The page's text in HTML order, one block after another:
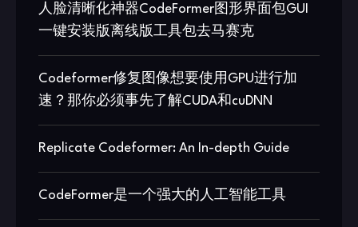
人脸清晰化神器CodeFormer图形界面包GUI
一键安装版离线版工具包去马赛克
Codeformer修复图像想要使用GPU进行加
速？那你必须事先了解CUDA和cuDNN
Replicate Codeformer: An In-depth Guide
CodeFormer是一个强大的人工智能工具